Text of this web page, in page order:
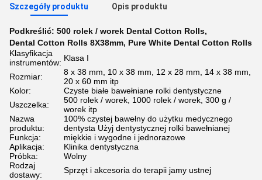
Szczegóły produktu Opis produktu
Podkreślić: 500 rolek / worek Dental Cotton Rolls,
Dental Cotton Rolls 8X38mm, Pure White Dental Cotton Rolls
Klasyfikacja
instrumentów: Klasa I
Rozmiar:
8 x 38 mm, 10 x 38 mm, 12 x 28 mm, 14 x 38 mm,
20 x 60 mm itp
Kolor:
Czyste białe bawełniane rolki dentystyczne
Uszczelka:
500 rolek / worek, 1000 rolek / worek, 300 g /
worek itp
Nazwa
produktu:
100% czystej bawełny do użytku medycznego
dentysta Użyj dentystycznej rolki bawełnianej
Funkcja:
miękkie i wygodne i jednorazowe
Aplikacja:
Klinika dentystyczna
Próbka:
Wolny
Rodzaj
dostawy:
Sprzęt i akcesoria do terapii jamy ustnej